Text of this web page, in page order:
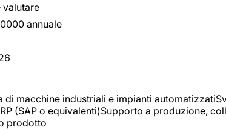
valutare
annuale
macchine industriali e impianti
(SAP o equivalenti)Supporto a produzione,
prodotto